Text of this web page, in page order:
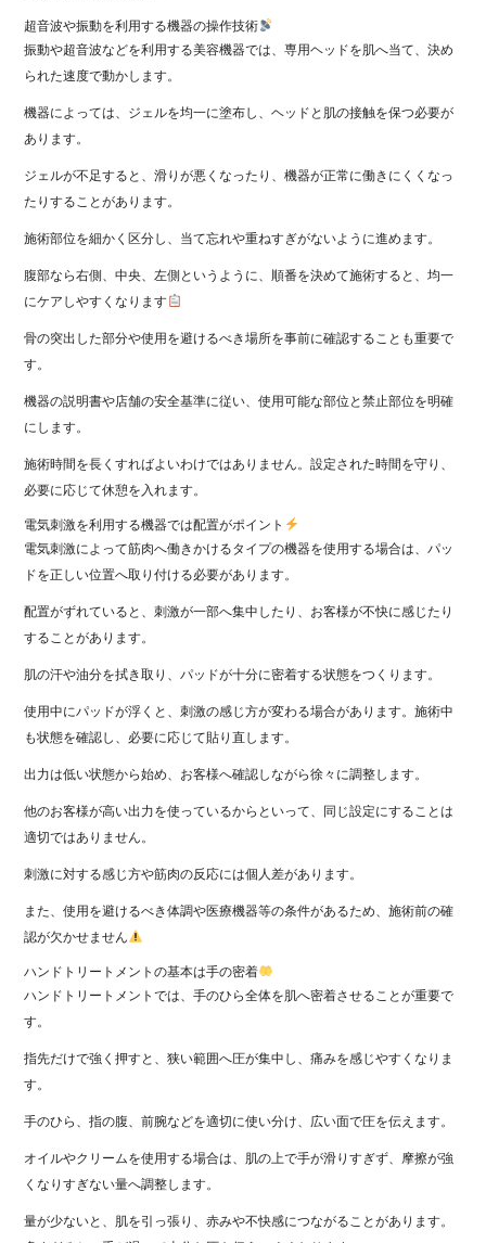
超音波や振動を利用する機器の操作技術
振動や超音波などを利用する美容機器では、専用ヘッドを肌へ当て、決め
られた速度で動かします。
機器によっては、ジェルを均一に塗布し、ヘッドと肌の接触を保つ必要が
あります。
ジェルが不足すると、滑りが悪くなったり、機器が正常に働きにくくなっ
たりすることがあります。
施術部位を細かく区分し、当て忘れや重ねすぎがないように進めます。
腹部なら右側、中央、左側というように、順番を決めて施術すると、均一
にケアしやすくなります
骨の突出した部分や使用を避けるべき場所を事前に確認することも重要で
す。
機器の説明書や店舗の安全基準に従い、使用可能な部位と禁止部位を明確
にします。
施術時間を長くすればよいわけではありません。設定された時間を守り、
必要に応じて休憩を入れます。
電気刺激を利用する機器では配置がポイント
電気刺激によって筋肉へ働きかけるタイプの機器を使用する場合は、パッ
ドを正しい位置へ取り付ける必要があります。
配置がずれていると、刺激が一部へ集中したり、お客様が不快に感じたり
することがあります。
肌の汗や油分を拭き取り、パッドが十分に密着する状態をつくります。
使用中にパッドが浮くと、刺激の感じ方が変わる場合があります。施術中
も状態を確認し、必要に応じて貼り直します。
出力は低い状態から始め、お客様へ確認しながら徐々に調整します。
他のお客様が高い出力を使っているからといって、同じ設定にすることは
適切ではありません。
刺激に対する感じ方や筋肉の反応には個人差があります。
また、使用を避けるべき体調や医療機器等の条件があるため、施術前の確
認が欠かせません
ハンドトリートメントの基本は手の密着
ハンドトリートメントでは、手のひら全体を肌へ密着させることが重要で
す。
指先だけで強く押すと、狭い範囲へ圧が集中し、痛みを感じやすくなりま
す。
手のひら、指の腹、前腕などを適切に使い分け、広い面で圧を伝えます。
オイルやクリームを使用する場合は、肌の上で手が滑りすぎず、摩擦が強
くなりすぎない量へ調整します。
量が少ないと、肌を引っ張り、赤みや不快感につながることがあります。